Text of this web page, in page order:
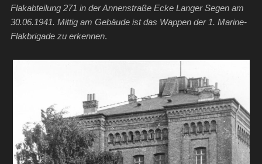
Flakabteilung 271 in der Annenstraße Ecke Langer Segen am
30.06.1941. Mittig am Gebäude ist das Wappen der 1. Marine-
Flakbrigade zu erkennen.